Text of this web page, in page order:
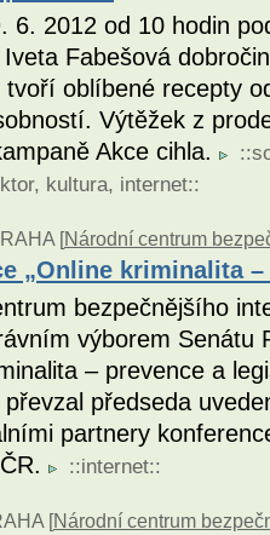
6. 2012 od 10 hodin
Fabešová
tvoří oblíbené recepty
Výtěžek z
Akce cihla.
::
, kultura, internet::
[Národní centrum
„Online kriminalita
bezpečnějšího
výborem Senátu
– prevence a
předseda
partnery
::internet::
[Národní centrum